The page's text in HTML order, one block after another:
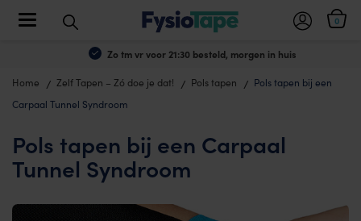
Zo tm vr voor 21:30 besteld, morgen in huis
0
Toggle navigation
Home Zelf Tapen – Zó doe je dat! Pols tapen
Pols tapen bij een
Carpaal Tunnel Syndroom
Pols tapen bij een Carpaal
Tunnel Syndroom